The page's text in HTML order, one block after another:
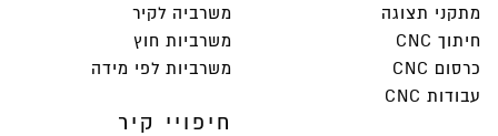
מתקני תצוגה
חיתוך CNC
כרסום CNC
עבודות CNC
משרביה לקיר
משרביות חוץ
משרביות לפי מידה
חיפויי קיר